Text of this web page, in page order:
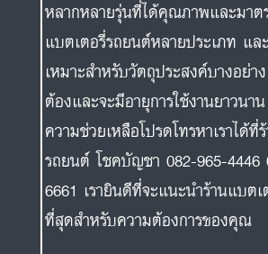
หลากหลายรุ่นที่ได้คุณภาพและมา
แบตเตอรี่รถยนต์หลายประเภท แล
เหมาะสำหรับวัตถุประสงค์บางอย่า
ต้องและจะมีอายุการใช้งานยาวนา
ความช่วยเหลือโปรดโทรหาเราได้
รถยนต์ โชคบัญชา 082-965-4446
6661 เรายินดีที่จะแนะนำร้านแบต
ที่สุดสำหรับความต้องการของคุณ